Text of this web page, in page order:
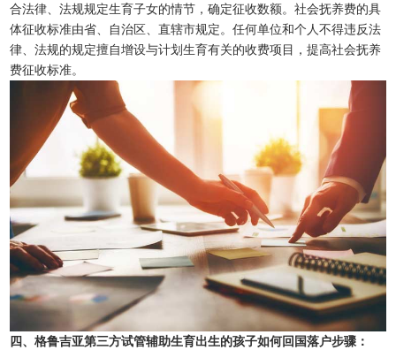
合法律、法规规定生育子女的情节，确定征收数额。社会抚养费的具
体征收标准由省、自治区、直辖市规定。任何单位和个人不得违反法
律、法规的规定擅自增设与计划生育有关的收费项目，提高社会抚养
费征收标准。
四、格鲁吉亚第三方试管辅助生育出生的孩子如何回国落户步骤：